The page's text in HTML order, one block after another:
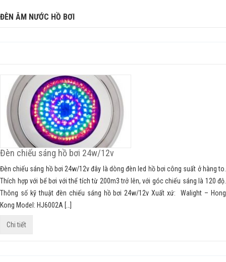
ĐÈN ÂM NƯỚC HỒ BƠI
Đèn chiếu sáng hồ bơi 24w/12v
Đèn chiếu sáng hồ bơi 24w/12v đây là dòng đèn led hồ bơi công suất ở hàng to.
Thích hợp với bể bơi với thể tích từ 200m3 trở lên, với góc chiếu sáng là 120 độ.
Thông số kỹ thuật đèn chiếu sáng hồ bơi 24w/12v Xuất xứ: Walight – Hong
Kong Model: HJ6002A […]
Chi tiết